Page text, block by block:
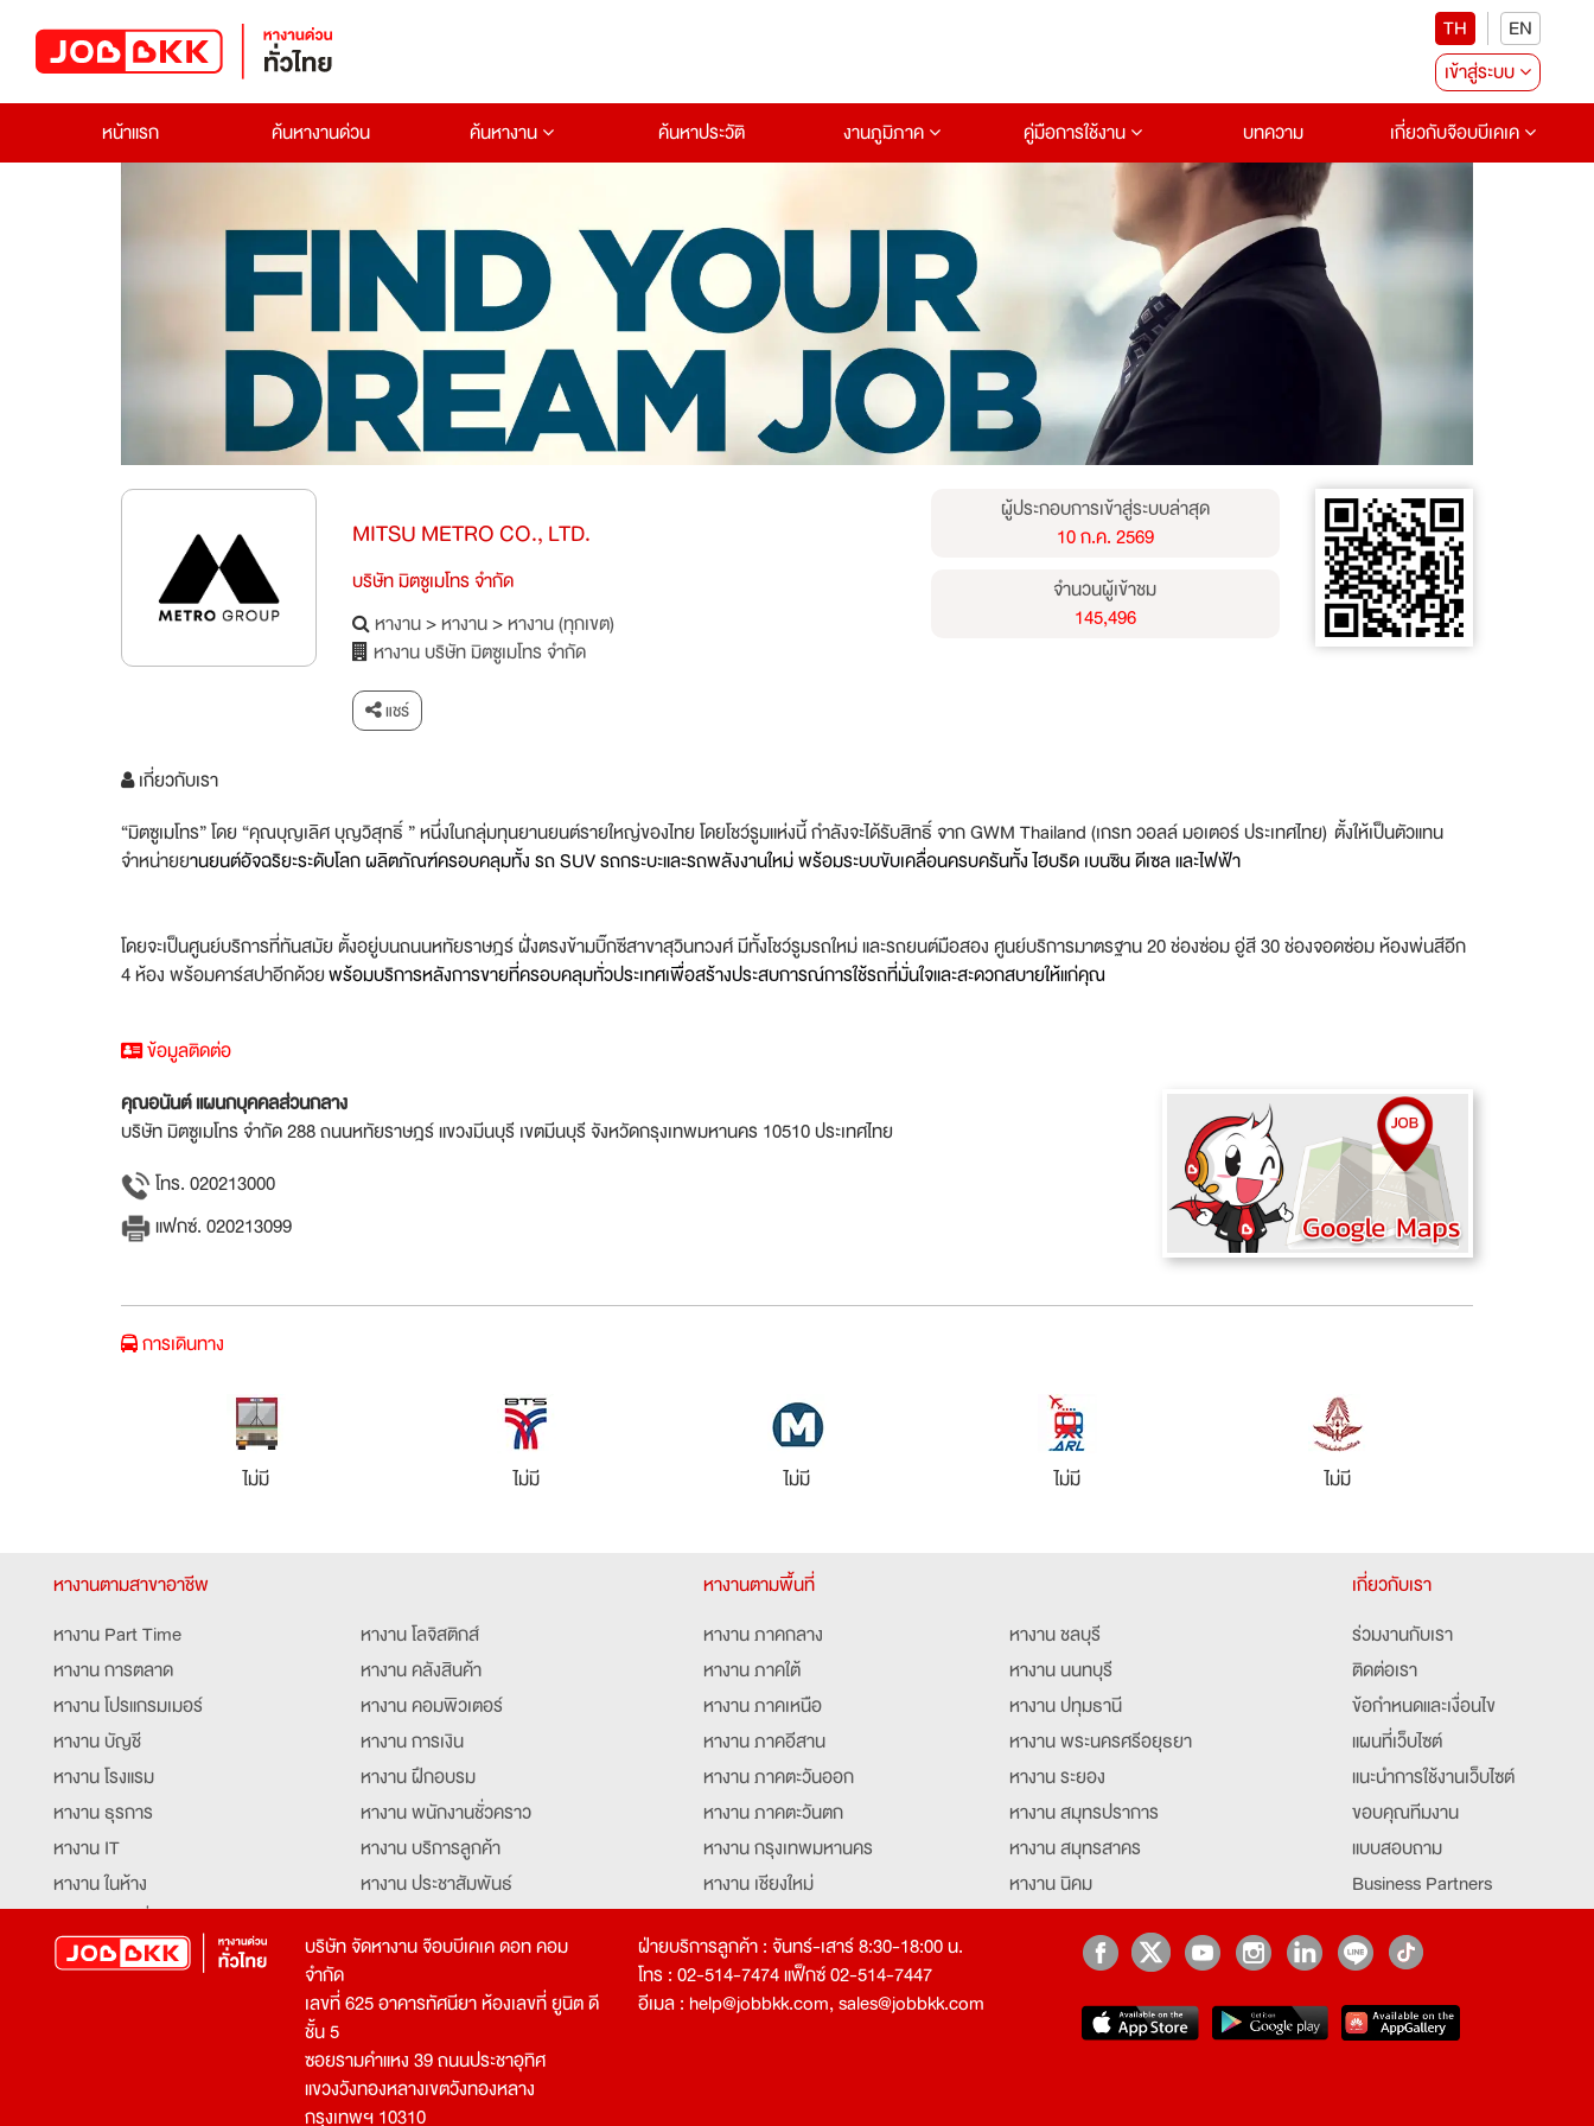
TH
EN
เข้าสู่ระบบ
หน้าแรก
ค้นหางานด่วน ค้นหางาน ค้นหาประวัติ งานภูมิภาค คู่มือการใช้งาน บทความ เกี่ยวกับจ๊อบบีเคเค
MITSU METRO CO., LTD.
บริษัท มิตซูเมโทร จำกัด
หางาน>หางาน>หางาน (ทุกเขต)
หางาน บริษัท มิตซูเมโทร จำกัด
แชร์
ผู้ประกอบการเข้าสู่ระบบล่าสุด
10 ก.ค. 2569
จำนวนผู้เข้าชม
145,496
เกี่ยวกับเรา
“มิตซูเมโทร” โดย “คุณบุญเลิศ บุญวิสุทธิ์ ” หนึ่งในกลุ่มทุนยานยนต์รายใหญ่ของไทย โดยโชว์รูมแห่งนี้ กำลังจะได้รับสิทธิ์ จาก GWM Thailand (เกรท วอลล์ มอเตอร์ ประเทศไทย) ตั้งให้เป็นตัวแทน
จำหน่ายยานยนต์อัจฉริยะระดับโลก ผลิตภัณฑ์ครอบคลุมทั้ง รถ SUV รถกระบะและรถพลังงานใหม่ พร้อมระบบขับเคลื่อนครบครันทั้ง ไฮบริด เบนซิน ดีเซล และไฟฟ้า
โดยจะเป็นศูนย์บริการที่ทันสมัย ตั้งอยู่บนถนนหทัยราษฎร์ ฝั่งตรงข้ามบิ๊กซีสาขาสุวินทวงศ์ มีทั้งโชว์รูมรถใหม่ และรถยนต์มือสอง ศูนย์บริการมาตรฐาน 20 ช่องซ่อม อู่สี 30 ช่องจอดซ่อม ห้องพ่นสีอีก
4 ห้อง พร้อมคาร์สปาอีกด้วยพร้อมบริการหลังการขายที่ครอบคลุมทั่วประเทศเพื่อสร้างประสบการณ์การใช้รถที่มั่นใจและสะดวกสบายให้แก่คุณ
ข้อมูลติดต่อ
คุณอนันต์ แผนกบุคคลส่วนกลาง
บริษัท มิตซูเมโทร จำกัด 288 ถนนหทัยราษฎร์ แขวงมีนบุรี เขตมีนบุรี จังหวัดกรุงเทพมหานคร 10510 ประเทศไทย
โทร. 020213000
แฟกซ์. 020213099
การเดินทาง
ไม่มี ไม่มี ไม่มี ไม่มี ไม่มี
หางานตามสาขาอาชีพ
หางาน Part Time
หางาน การตลาด
หางาน โปรแกรมเมอร์
หางาน บัญชี
หางาน โรงแรม
หางาน ธุรการ
หางาน IT
หางาน ในห้าง
หางาน ท่องเที่ยว
หางาน จัดซื้อ
หางาน โลจิสติกส์
หางาน คลังสินค้า
หางาน คอมพิวเตอร์
หางาน การเงิน
หางาน ฝึกอบรม
หางาน พนักงานชั่วคราว
หางาน บริการลูกค้า
หางาน ประชาสัมพันธ์
หางาน รับโทรศัพท์
หางาน ประสานงาน
หางาน จองตั๋ว
หางาน กุ๊ก
หางาน นักศึกษาฝึกงาน
หางานตามพื้นที่
หางาน ภาคกลาง
หางาน ภาคใต้
หางาน ภาคเหนือ
หางาน ภาคอีสาน
หางาน ภาคตะวันออก
หางาน ภาคตะวันตก
หางาน กรุงเทพมหานคร
หางาน เชียงใหม่
หางาน ฉะเชิงเทรา
หางาน ชลบุรี
หางาน นนทบุรี
หางาน ปทุมธานี
หางาน พระนครศรีอยุธยา
หางาน ระยอง
หางาน สมุทรปราการ
หางาน สมุทรสาคร
หางาน นิคม
หางานอยุธยา
เกี่ยวกับเรา
ร่วมงานกับเรา
ติดต่อเรา
ข้อกำหนดและเงื่อนไข
แผนที่เว็บไซต์
แนะนำการใช้งานเว็บไซต์
ขอบคุณทีมงาน
แบบสอบถาม
Business Partners
Partner มหาวิทยาลัย
Job Index
job
บริษัท จัดหางาน จ๊อบบีเคเค ดอท คอม
จำกัด
เลขที่ 625 อาคารทัศนียา ห้องเลขที่ ยูนิต ดี
ชั้น 5
ซอยรามคำแหง 39 ถนนประชาอุทิศ
แขวงวังทองหลางเขตวังทองหลาง
กรุงเทพฯ 10310
ฝ่ายบริการลูกค้า : จันทร์-เสาร์ 8:30-18:00 น.
โทร : 02-514-7474 แฟ็กซ์ 02-514-7447
อีเมล : help@jobbkk.com,sales@jobbkk.com